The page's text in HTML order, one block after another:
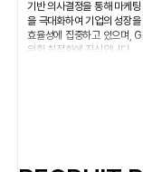
기반 의사결정을 통해 마케
을 극대화하여 기업의 성장
효율성에 집중하고 있으며,
위한 최적화에 진심입니다.
솔루션을 제공하여 광고 효율